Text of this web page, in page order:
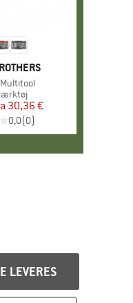
Pris
Nedsat pris
30,36 €
0,0(0)
LEVERES